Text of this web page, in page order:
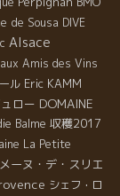
de Sousa DIVE
Alsace
aux Amis des Vins
ル Eric KAMM
ロー DOMAINE
Balme 収穫2017
La Petite
ーヌ・デ・スリエ
シェフ・ロ